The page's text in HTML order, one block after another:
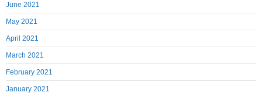
June 2021
May 2021
April 2021
March 2021
February 2021
January 2021